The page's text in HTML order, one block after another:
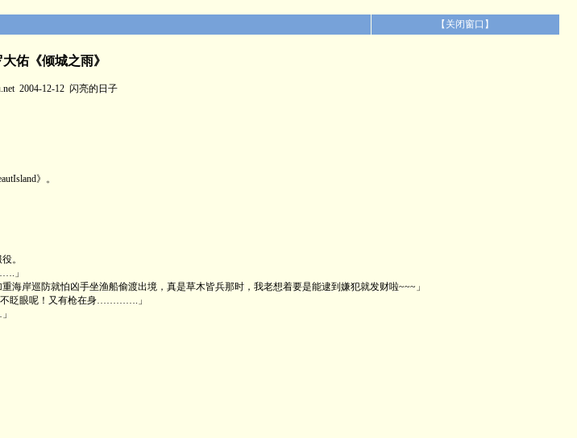
【 关闭窗口 】
佑《倾城之雨》
2004-12-12 闪亮的日子
》。
。
」
岸巡防就怕凶手坐渔船偷渡出境，真是草木皆兵那时，我老想着要是能逮到嫌犯就发财啦~~~」
不眨眼呢！又有枪在身………….」